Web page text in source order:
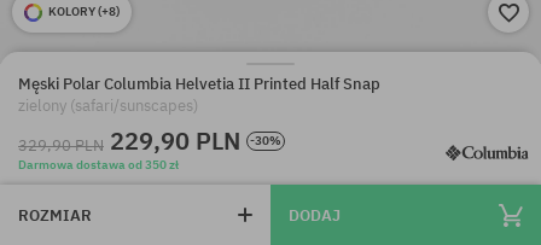
KOLORY (+8)
Męski Polar Columbia Helvetia II Printed Half Snap
zielony (safari/sunscapes)
329,90 PLN 229,90 PLN
-30%
Darmowa dostawa od 350 zł
ROZMIAR DODAJ